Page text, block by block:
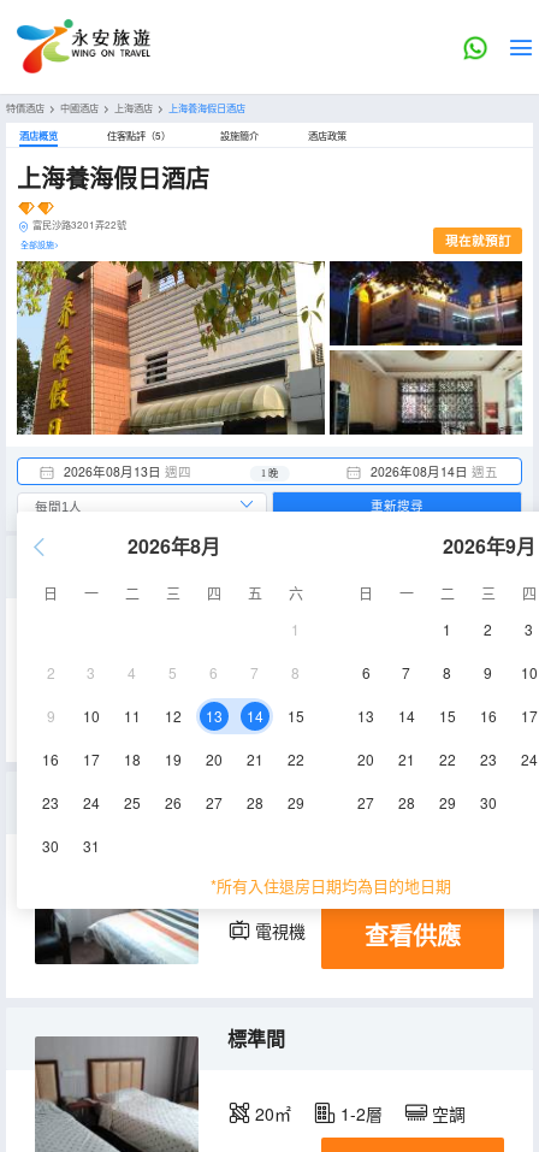
特價酒店 > 中國酒店 > 上海酒店 > 上海養海假日酒店
酒店概览 住客點評（5） 設施簡介 酒店政策
上海養海假日酒店
富民沙路3201弄22號
全部設施> 現在就預訂
2026年08月13日 週四 2026年08月14日 週五
1 晚
2026年8月
日 一 二 三 四 五
六
1
2 3 4 5 6 7 8
9 10 11 12 13 14 15
16 17 18 19 20 21 22
23 24 25 26 27 28 29
30 31
2026年9月
日 一 二 三
四
1
2 3
6 7 8 9 10
13 14 15 16 17
20 21 22 23 24
27 28 29 30
*所有入住退房日期均為目的地日期
重新搜尋
空調
電視機
大床房
16㎡ 2層 空調
電視機 查看供應
標準間
20㎡ 1-2層 空調